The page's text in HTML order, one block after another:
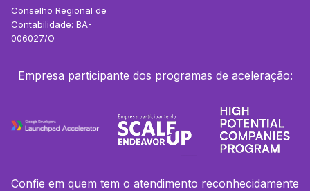
Conselho Regional de
Contabilidade: BA-
006027/O
Empresa participante dos programas de aceleração:
Confie em quem tem o atendimento reconhecidamente